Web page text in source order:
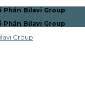
Phần Bilavi Group
Phần Bilavi Group